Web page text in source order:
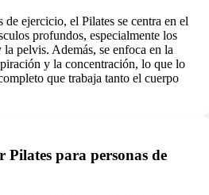
ejercicio, el Pilates se centra en el
profundos, especialmente los
pelvis. Además, se enfoca en la
y la concentración, lo que lo
que trabaja tanto el cuerpo
Pilates para personas de